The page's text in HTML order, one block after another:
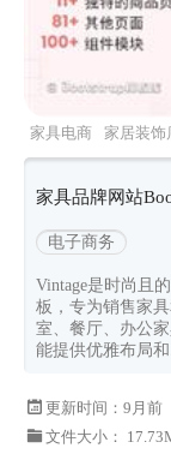
家具电商 家居装饰
家具品牌网站
电子商务
Vintage是时尚且
板，专为销售家
室、餐厅、办公
能提供优雅布局和
更新时间： 9月前
文件大小：